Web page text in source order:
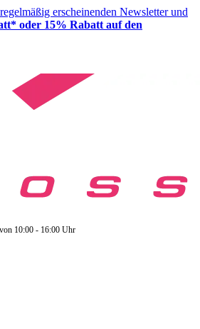
erscheinenden Newsletter und
oder 15% Rabatt auf den
10:00 - 16:00 Uhr